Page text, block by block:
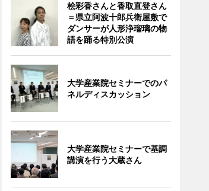
桧彩香さんと香取直登さん
＝県立阿波十郎兵衛屋敷で
ダンサーが人形浄瑠璃の物
語を踊る特別公演
大学産業院セミナーでのパ
ネルディスカッション
大学産業院セミナーで基調
講演を行う大蔵さん